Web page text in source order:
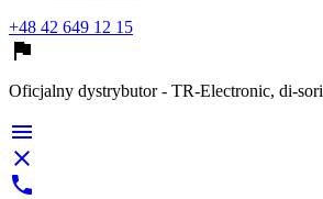
+48 42 649 12 15

Oficjalny dystrybutor - TR-Electronic, di-


call